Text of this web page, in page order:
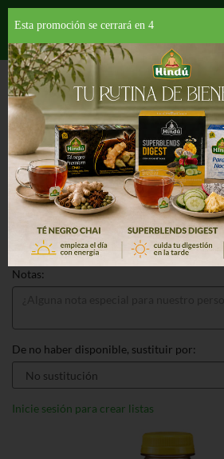
Departamentos
HOME PROVISIONES BEBIDAS JUGOS Y
JUICE ORIGINAL
MOTTS APPLE JUICE
$4.09
Total: $4.09
Notas:
De no haber disponible, sustituir por:
Inicie sesión para crear listas
Esta promoción se cerrará en 3